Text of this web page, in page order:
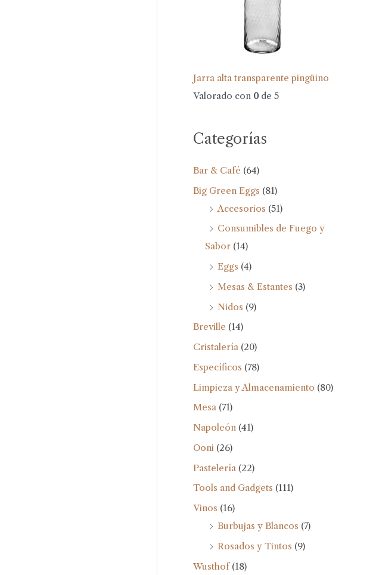
Jarra alta transparente pingüino
Valorado con 0de 5
Categorías
Bar & Café (64)
Big Green Eggs (81)
Accesorios (51)
Consumibles de Fuego y
Sabor (14)
Eggs (4)
Mesas & Estantes (3)
Nidos (9)
Breville (14)
Cristalería (20)
Específicos (78)
Limpieza y Almacenamiento (80)
Mesa (71)
Napoleón (41)
Ooni (26)
Pastelería (22)
Tools and Gadgets (111)
Vinos (16)
Burbujas y Blancos (7)
Rosados y Tintos (9)
Wusthof (18)